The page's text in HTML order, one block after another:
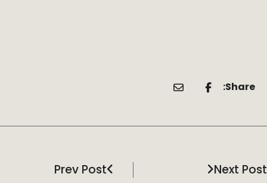
Share:
Prev Post Next Post